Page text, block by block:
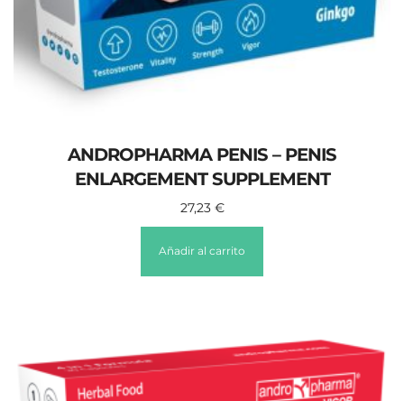
ANDROPHARMA PENIS – PENIS
ENLARGEMENT SUPPLEMENT
27,23 €
Añadir al carrito